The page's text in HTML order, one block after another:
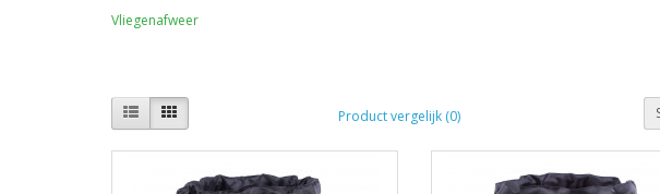
Vliegenafweer
Product vergelijk (0)